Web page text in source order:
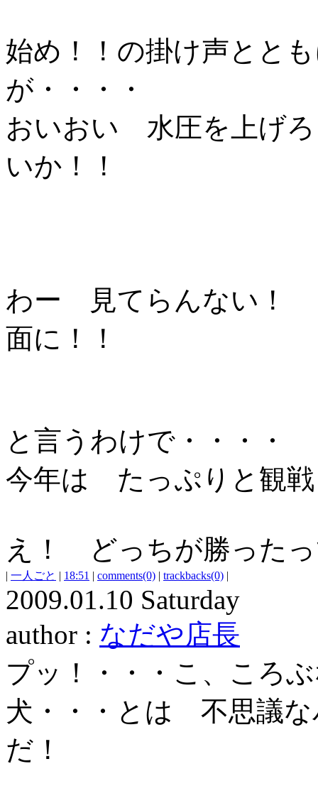
始め！！の掛け声とと
が・・・・
おいおい 水圧を上げ
いか！！
わー 見てらんない！
面に！！
と言うわけで・・・・
今年は たっぷりと観
え！ どっちが勝った
| 一人ごと | 18:51 | comments(0) | trackbacks(0) |
2009.01.10 Saturday
author : なだや店長
プッ！・・・こ、ころ
犬・・・とは 不思議な
だ！